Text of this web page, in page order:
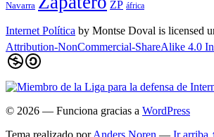
Navarra ZP áfrica
Internet Política by Montse Doval is licensed
Attribution-NonCommercial-ShareAlike 4.0
© 2026 — Funciona gracias a WordPress
Tema realizado por Anders Noren — Ir arriba